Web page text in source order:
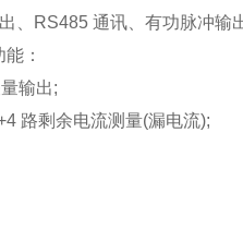
RS485 通讯、有功脉冲输出
：
输出;
路剩余电流测量(漏电流);